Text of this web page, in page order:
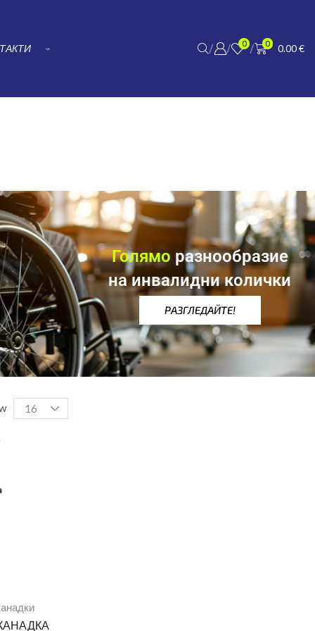
⌁ / / 0 / 0 0.00€
Голямо разнообразие
на инвалидни колички
РАЗГЛЕДАЙТЕ!